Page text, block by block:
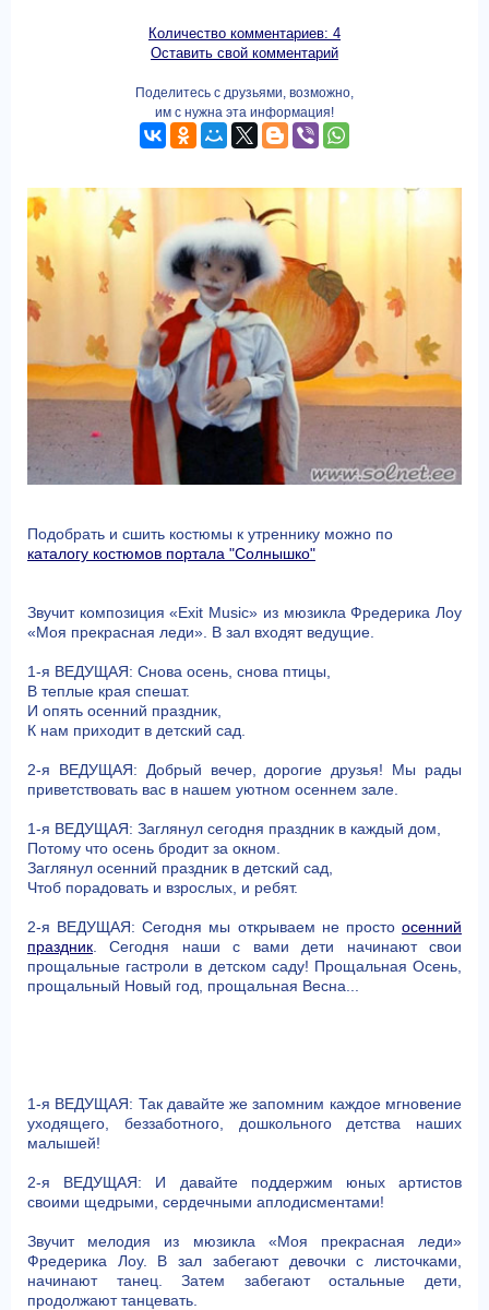
Количество комментариев: 4
Оставить свой комментарий
Поделитесь с друзьями, возможно,
им с нужна эта информация!
Подобрать и сшить костюмы к утреннику можно по
каталогу костюмов портала "Солнышко"
Звучит композиция «Exit Music» из мюзикла Фредерика Лоу
«Моя прекрасная леди». В зал входят ведущие.
1-я ВЕДУЩАЯ: Снова осень, снова птицы,
В теплые края спешат.
И опять осенний праздник,
К нам приходит в детский сад.
2-я ВЕДУЩАЯ: Добрый вечер, дорогие друзья! Мы рады
приветствовать вас в нашем уютном осеннем зале.
1-я ВЕДУЩАЯ: Заглянул сегодня праздник в каждый дом,
Потому что осень бродит за окном.
Заглянул осенний праздник в детский сад,
Чтоб порадовать и взрослых, и ребят.
2-я ВЕДУЩАЯ: Сегодня мы открываем не просто осенний
праздник . Сегодня наши с вами дети начинают свои
прощальные гастроли в детском саду! Прощальная Осень,
прощальный Новый год, прощальная Весна...
1-я ВЕДУЩАЯ: Так давайте же запомним каждое мгновение
уходящего, беззаботного, дошкольного детства наших
малышей!
2-я ВЕДУЩАЯ: И давайте поддержим юных артистов
своими щедрыми, сердечными аплодисментами!
Звучит мелодия из мюзикла «Моя прекрасная леди»
Фредерика Лоу. В зал забегают девочки с листочками,
начинают танец. Затем забегают остальные дети,
продолжают танцевать.